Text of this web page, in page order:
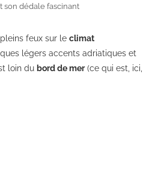
son dédale fascinant
, pleins feux sur le climat
légers accents adriatiques et
loin du bord de mer(ce qui est, ici,